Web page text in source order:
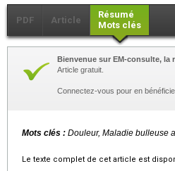
PDF Article
Résumé
Mots clés
Bienvenue sur EM-consulte, la
Article gratuit.
Connectez-vous pour en
Mots clés : Douleur, Maladie bulleuse
Le texte complet de cet article est